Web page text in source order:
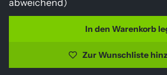
r
e
abweichend)
In den Warenkorb
L
d
Zur Wunschliste